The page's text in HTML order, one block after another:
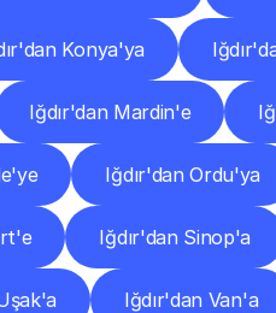
Konya'ya
Iğdır'dan Mardin'e
Iğdır'dan Ordu'ya
Iğdır'dan Sinop'a
Iğdır'dan Van'a